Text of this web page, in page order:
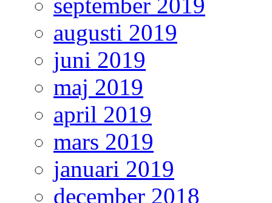
augusti 2019
juni 2019
maj 2019
april 2019
mars 2019
januari 2019
december 2018